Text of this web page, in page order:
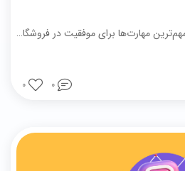
کپشن‌نویسی حرفه‌ای یکی از مهم‌ترین مهارت‌ها برای موفقیت در فروشگاه آنلاین و افزایش فروش در کسب‌وکار دیجیتال است. یک کپشن اصولی می‌تواند نقش پل ارتباطی مؤثر بین اینستاگرام و سایت فروشگاهی را ایفا کرده و مخاطب را از مرحله توجه به مرحله خرید هدایت کند. در این مقاله یاد می‌گیرید چگونه با استفاده از قلاب قدرتمند، ارزش‌آفرینی محتوایی، داستان‌سرایی انسانی و فراخوان به اقدام (CTA) هدفمند، کپشن‌هایی بنویسید که تعامل را افزایش داده و به کسب درآمد اینترنتی منجر شوند.
0
0